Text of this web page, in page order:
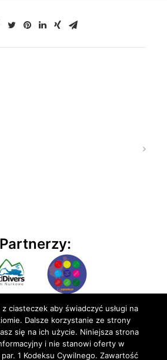
Partnerzy:
ciasteczek aby świadczyć usługi na
Dalsze korzystanie ze strony
się na ich użycie. Niniejsza strona
i nie stanowi oferty w
1 Kodeksu Cywilnego. Zawartość